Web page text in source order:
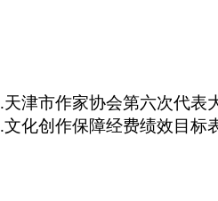
.天津市作家协会第六次代表
.文化创作保障经费绩效目标